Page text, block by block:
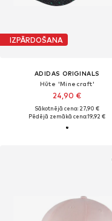
IZPĀRDOŠANA
ADIDAS ORIGINALS
Hūte 'Minecraft'
24,90 €
Sākotnējā cena: 27,90 €
Pēdējā zemākā cena:19,92 €